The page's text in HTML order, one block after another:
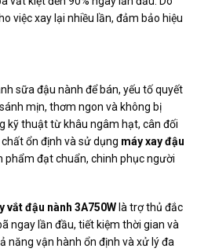
việc xay lại nhiều lần, đảm bảo hiệu
sữa đậu nành để bán, yếu tố quyết
mịn, thơm ngon và không bị
kỹ thuật từ khâu ngâm hạt, cân đối
ổn định và sử dụng máy xay đậu
phẩm đạt chuẩn, chinh phục người
vắt đậu nành 3A750W là trợ thủ đắc
ngay lần đầu, tiết kiệm thời gian và
năng vận hành ổn định và xử lý đa